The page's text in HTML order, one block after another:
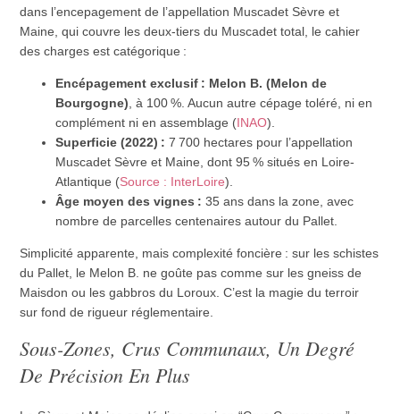
dans l’encepagement de l’appellation Muscadet Sèvre et
Maine, qui couvre les deux-tiers du Muscadet total, le cahier
des charges est catégorique :
Encépagement exclusif : Melon B. (Melon de
Bourgogne) , à 100 %. Aucun autre cépage toléré, ni en
complément ni en assemblage (INAO).
Superficie (2022) : 7 700 hectares pour l’appellation
Muscadet Sèvre et Maine, dont 95 % situés en Loire-
Atlantique (Source : InterLoire).
Âge moyen des vignes : 35 ans dans la zone, avec
nombre de parcelles centenaires autour du Pallet.
Simplicité apparente, mais complexité foncière : sur les schistes
du Pallet, le Melon B. ne goûte pas comme sur les gneiss de
Maisdon ou les gabbros du Loroux. C’est la magie du terroir
sur fond de rigueur réglementaire.
Sous-Zones, Crus Communaux, Un Degré
De Précision En Plus